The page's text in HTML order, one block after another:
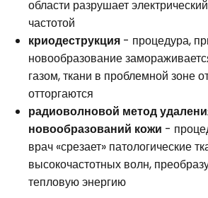
области разрушает
частотой
криодеструкция - процедура,
новообразование
газом, ткани в проблемной зоне
отторгаются
радиоволновой метод
новообразований кожи -
врач «срезает» патологические
высокочастотных волн,
тепловую энергию